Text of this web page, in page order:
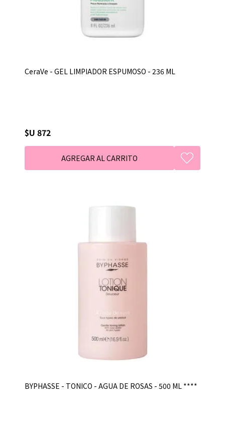
CeraVe - GEL LIMPIADOR ESPUMOSO - 236 ML
$U 872
BYPHASSE - TONICO - AGUA DE ROSAS - 500 ML ****